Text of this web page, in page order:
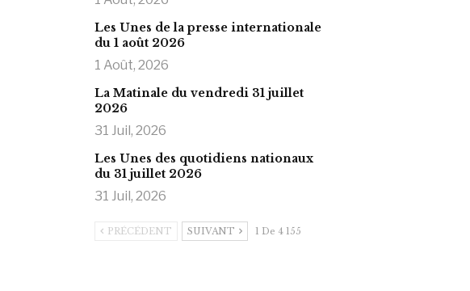
Les Unes de la presse internationale
du 1 août 2026
1 Août, 2026
La Matinale du vendredi 31 juillet
2026
31 Juil, 2026
Les Unes des quotidiens nationaux
du 31 juillet 2026
31 Juil, 2026
PRÉCÉDENT SUIVANT 1 De 4 155